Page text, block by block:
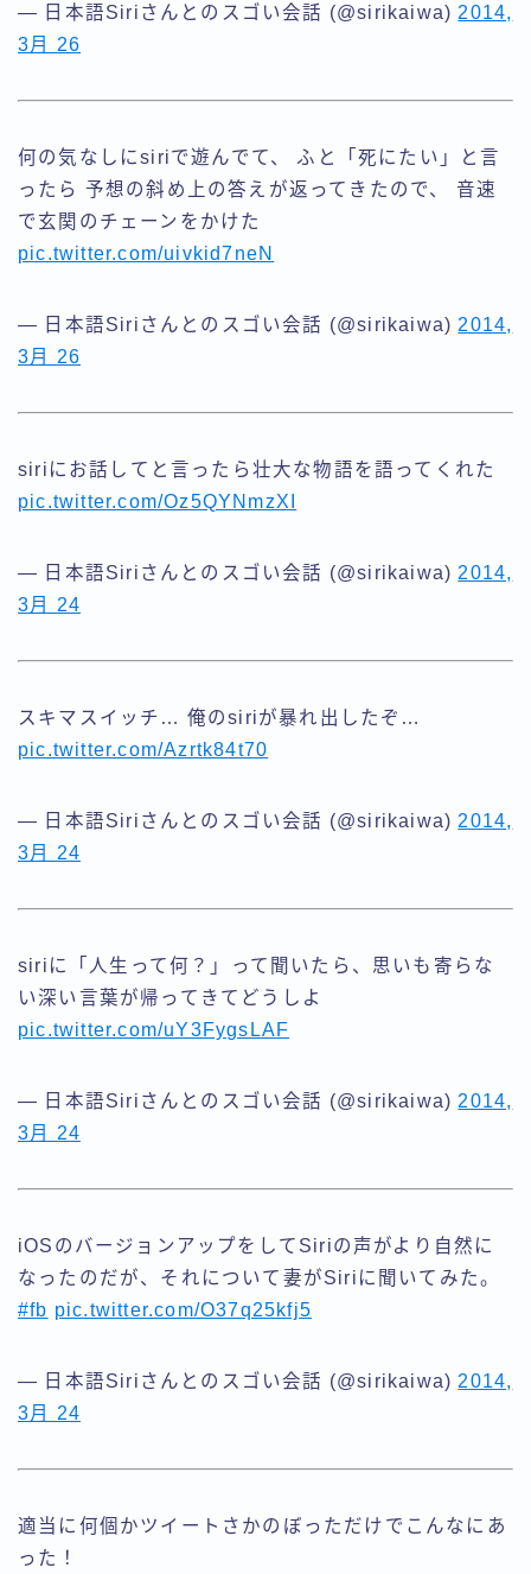
— 日本語Siriさんとのスゴい会話 (@sirikaiwa) 2014,
3月 26
何の気なしにsiriで遊んでて、 ふと「死にたい」と言
ったら 予想の斜め上の答えが返ってきたので、 音速
で玄関のチェーンをかけた
pic.twitter.com/uivkid7neN
— 日本語Siriさんとのスゴい会話 (@sirikaiwa) 2014,
3月 26
siriにお話してと言ったら壮大な物語を語ってくれた
pic.twitter.com/Oz5QYNmzXI
— 日本語Siriさんとのスゴい会話 (@sirikaiwa) 2014,
3月 24
スキマスイッチ… 俺のsiriが暴れ出したぞ…
pic.twitter.com/Azrtk84t70
— 日本語Siriさんとのスゴい会話 (@sirikaiwa) 2014,
3月 24
siriに「人生って何？」って聞いたら、思いも寄らな
い深い言葉が帰ってきてどうしよ
pic.twitter.com/uY3FygsLAF
— 日本語Siriさんとのスゴい会話 (@sirikaiwa) 2014,
3月 24
iOSのバージョンアップをしてSiriの声がより自然に
なったのだが、それについて妻がSiriに聞いてみた。
#fb pic.twitter.com/O37q25kfj5
— 日本語Siriさんとのスゴい会話 (@sirikaiwa) 2014,
3月 24
適当に何個かツイートさかのぼっただけでこんなにあ
った！